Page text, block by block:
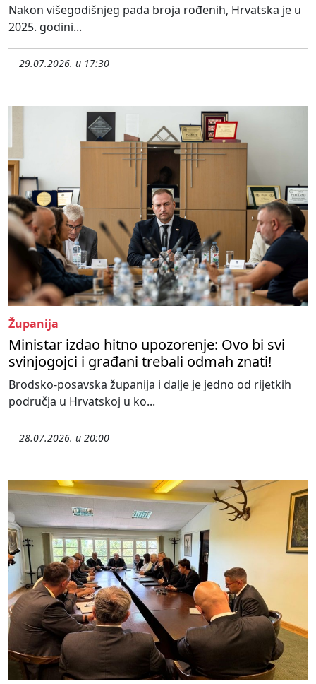
Nakon višegodišnjeg pada broja rođenih, Hrvatska je u
2025. godini...
29.07.2026. u 17:30
Županija
Ministar izdao hitno upozorenje: Ovo bi svi
svinjogojci i građani trebali odmah znati!
Brodsko-posavska županija i dalje je jedno od rijetkih
područja u Hrvatskoj u ko...
28.07.2026. u 20:00